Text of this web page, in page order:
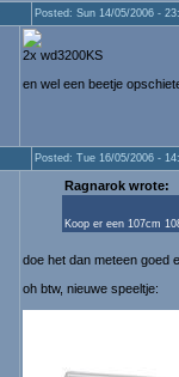
Posted: Sun 14/05/2006 -
2x wd3200KS
en wel een beetje
Posted: Tue 16/05/2006 -
Ragnarok wrote:
Koop er een 107cm
doe het dan meteen goed
oh btw, nieuwe speeltje: